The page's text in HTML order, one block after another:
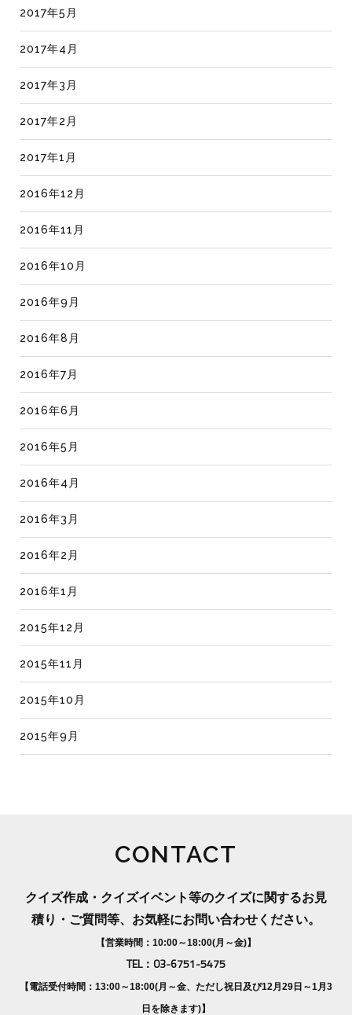
2017年5月
2017年4月
2017年3月
2017年2月
2017年1月
2016年12月
2016年11月
2016年10月
2016年9月
2016年8月
2016年7月
2016年6月
2016年5月
2016年4月
2016年3月
2016年2月
2016年1月
2015年12月
2015年11月
2015年10月
2015年9月
CONTACT
クイズ作成・クイズイベント等のクイズに関するお見
積り・ご質問等、お気軽にお問い合わせください。
【営業時間：10:00～18:00(月～金)】
TEL：03-6751-5475
【電話受付時間：13:00～18:00(月～金、ただし祝日及び12月29日～1月3
日を除きます)】